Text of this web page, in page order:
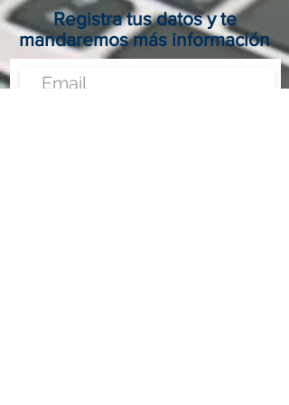
Registra tus datos y te
mandaremos más información